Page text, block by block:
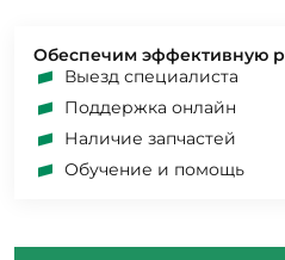
Обеспечим эффективную
Выезд специалиста
Поддержка онлайн
Наличие запчастей
Обучение и помощь